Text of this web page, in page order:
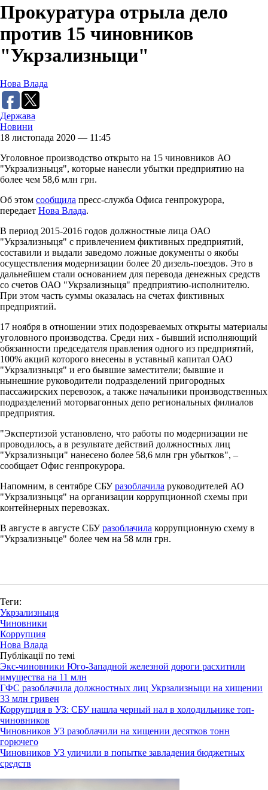
Прокуратура отрыла дело
против 15 чиновников
"Укрзализныци"
Нова Влада
Держава
Новини
18 листопада 2020 — 11:45
Уголовное производство открыто на 15 чиновников АО
"Укрзализныця", которые нанесли убытки предприятию на
более чем 58,6 млн грн.
Об этом сообщила пресс-служба Офиса генпрокурора,
передает Нова Влада.
В период 2015-2016 годов должностные лица ОАО
"Укрзализныця" с привлечением фиктивных предприятий,
составили и выдали заведомо ложные документы о якобы
осуществления модернизации более 20 дизель-поездов. Это в
дальнейшем стали основанием для перевода денежных средств
со счетов ОАО "Укрзализныця" предприятию-исполнителю.
При этом часть суммы оказалась на счетах фиктивных
предприятий.
17 ноября в отношении этих подозреваемых открыты материалы
уголовного производства. Среди них - бывший исполняющий
обязанности председателя правления одного из предприятий,
100% акций которого внесены в уставный капитал ОАО
"Укрзализныця" и его бывшие заместители; бывшие и
нынешние руководители подразделений пригородных
пассажирских перевозок, а также начальники производственных
подразделений моторвагонных депо региональных филиалов
предприятия.
"Экспертизой установлено, что работы по модернизации не
проводилось, а в результате действий должностных лиц
"Укрзализныци" нанесено более 58,6 млн грн убытков", –
сообщает Офис генпрокурора.
Напомним, в сентябре СБУразоблачила руководителей АО
"Укрзализныця" на организации коррупционной схемы при
контейнерных перевозках.
В августе в августе СБУразоблачила коррупционную схему в
"Укрзализныце" более чем на 58 млн грн.
Теги:
Укрзализныця
Чиновники
Коррупция
Нова Влада
Публікації по темі
Экс-чиновники Юго-Западной железной дороги расхитили
имущества на 11 млн
ГФС разоблачила должностных лиц Укрзализныци на хищении
33 млн гривен
Коррупция в УЗ: СБУ нашла черный нал в холодильнике топ-
чиновников
Чиновников УЗ разоблачили на хищении десятков тонн
горючего
Чиновников УЗ уличили в попытке завладения бюджетных
средств